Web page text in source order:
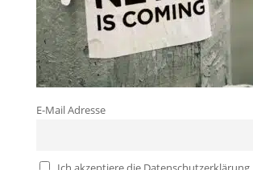
E-Mail Adresse